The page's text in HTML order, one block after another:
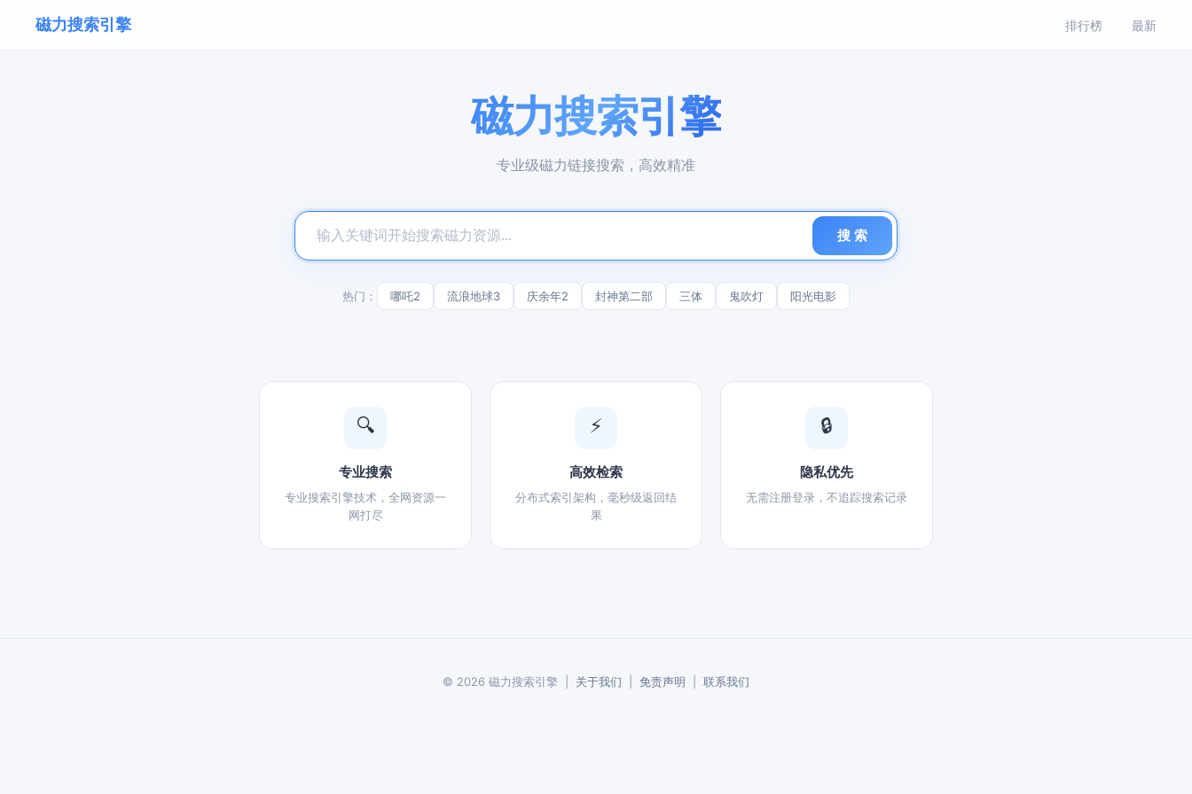
磁力搜索引擎 排行榜 最新
磁力搜索引擎
专业级磁力链接搜索，高效精准
搜 索
热门： 哪吒2 流浪地球3 庆余年2 封神第二部 三体 鬼吹灯 阳光电影
🔍
专业搜索
专业搜索引擎技术，全网资源一
网打尽
⚡
高效检索
分布式索引架构，毫秒级返回结
果
🔒
隐私优先
无需注册登录，不追踪搜索记录
© 2026 磁力搜索引擎 | 关于我们 免责声明 联系我们